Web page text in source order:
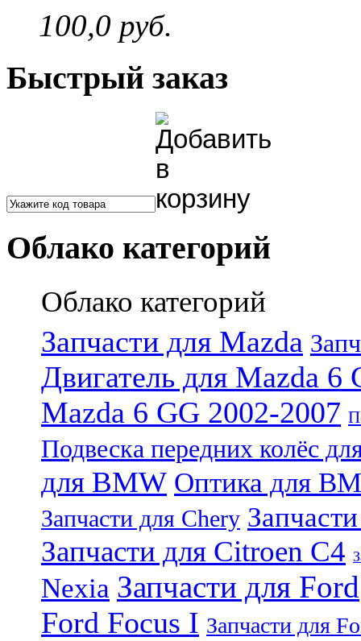
100,0 руб.
Быстрый заказ
Облако категорий
Облако категорий
Запчасти для Mazda
Двигатель для Mazda 6
Mazda 6 GG 2002-2007
Подвеска передних колёс
для BMW Оптика для
Запчасти для Chery
Запчасти для Citroen C4
Nexia Запчасти для Ford
Ford Focus I Запчасти для